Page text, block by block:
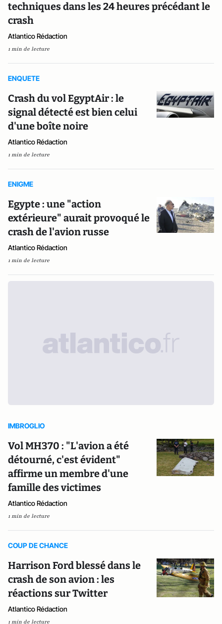
techniques dans les 24 heures précédant le
crash
Atlantico Rédaction
1 min de lecture
ENQUETE
Crash du vol EgyptAir : le
signal détecté est bien celui
d'une boîte noire
Atlantico Rédaction
1 min de lecture
ENIGME
Egypte : une "action
extérieure" aurait provoqué le
crash de l'avion russe
Atlantico Rédaction
1 min de lecture
IMBROGLIO
Vol MH370 : "L'avion a été
détourné, c'est évident"
affirme un membre d'une
famille des victimes
Atlantico Rédaction
1 min de lecture
COUP DE CHANCE
Harrison Ford blessé dans le
crash de son avion : les
réactions sur Twitter
Atlantico Rédaction
1 min de lecture